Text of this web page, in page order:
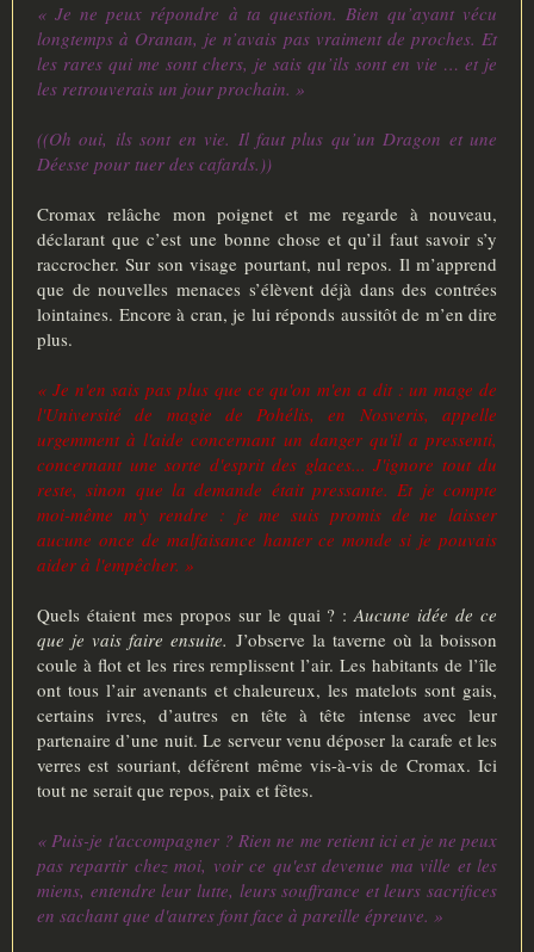
« Je ne peux répondre à ta question. Bien qu’ayant vécu
longtemps à Oranan, je n’avais pas vraiment de proches. Et
les rares qui me sont chers, je sais qu’ils sont en vie … et je
les retrouverais un jour prochain. »
((Oh oui, ils sont en vie. Il faut plus qu’un Dragon et une
Déesse pour tuer des cafards.))
Cromax relâche mon poignet et me regarde à nouveau,
déclarant que c’est une bonne chose et qu’il faut savoir s’y
raccrocher. Sur son visage pourtant, nul repos. Il m’apprend
que de nouvelles menaces s’élèvent déjà dans des contrées
lointaines. Encore à cran, je lui réponds aussitôt de m’en dire
plus.
« Je n'en sais pas plus que ce qu'on m'en a dit : un mage de
l'Université de magie de Pohélis, en Nosveris, appelle
urgemment à l'aide concernant un danger qu'il a pressenti,
concernant une sorte d'esprit des glaces... J'ignore tout du
reste, sinon que la demande était pressante. Et je compte
moi-même m'y rendre : je me suis promis de ne laisser
aucune once de malfaisance hanter ce monde si je pouvais
aider à l'empêcher. »
Quels étaient mes propos sur le quai ? :Aucune idée de ce
que je vais faire ensuite. J’observe la taverne où la boisson
coule à flot et les rires remplissent l’air. Les habitants de l’île
ont tous l’air avenants et chaleureux, les matelots sont gais,
certains ivres, d’autres en tête à tête intense avec leur
partenaire d’une nuit. Le serveur venu déposer la carafe et les
verres est souriant, déférent même vis-à-vis de Cromax. Ici
tout ne serait que repos, paix et fêtes.
« Puis-je t'accompagner ? Rien ne me retient ici et je ne peux
pas repartir chez moi, voir ce qu'est devenue ma ville et les
miens, entendre leur lutte, leurs souffrance et leurs sacrifices
en sachant que d'autres font face à pareille épreuve. »